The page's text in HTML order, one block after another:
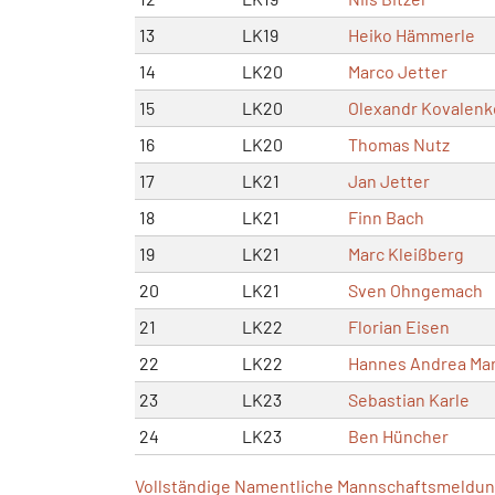
13
LK19 Heiko Hämmerle
14
LK20 Marco Jetter
15
LK20 Olexandr
16
LK20 Thomas Nutz
17
LK21 Jan Jetter
18
LK21 Finn Bach
19
LK21 Marc Kleißberg
20
LK21 Sven Ohngemach
21
LK22 Florian Eisen
22
LK22 Hannes Andrea
23
LK23 Sebastian Karle
24
LK23 Ben Hüncher
Vollständige Namentliche